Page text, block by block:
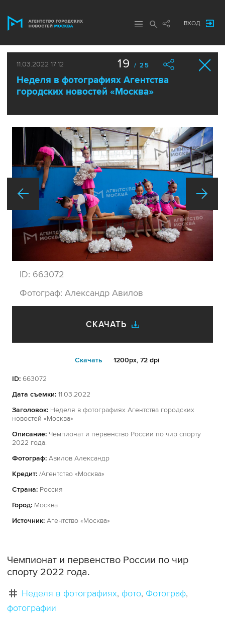
ВХОД
11.03.2022 17:12
Неделя в фотографиях Агентства
городских новостей «Москва»
19 / 25
ID: 663072
Фотограф: Александр Авилов
СКАЧАТЬ
Cкачать 1200px, 72 dpi
ID: 663072
Дата съемки: 11.03.2022
Заголовок: Неделя в фотографиях Агентства городских
новостей «Москва»
Описание: Чемпионат и первенство России по чир спорту
2022 года.
Фотограф: Авилов Александр
Кредит: /Агентство «Москва»
Страна: Россия
Город: Москва
Источник: Агентство «Москва»
Чемпионат и первенство России по чир
спорту 2022 года.
Неделя в фотографиях фото Фотограф
фотографии